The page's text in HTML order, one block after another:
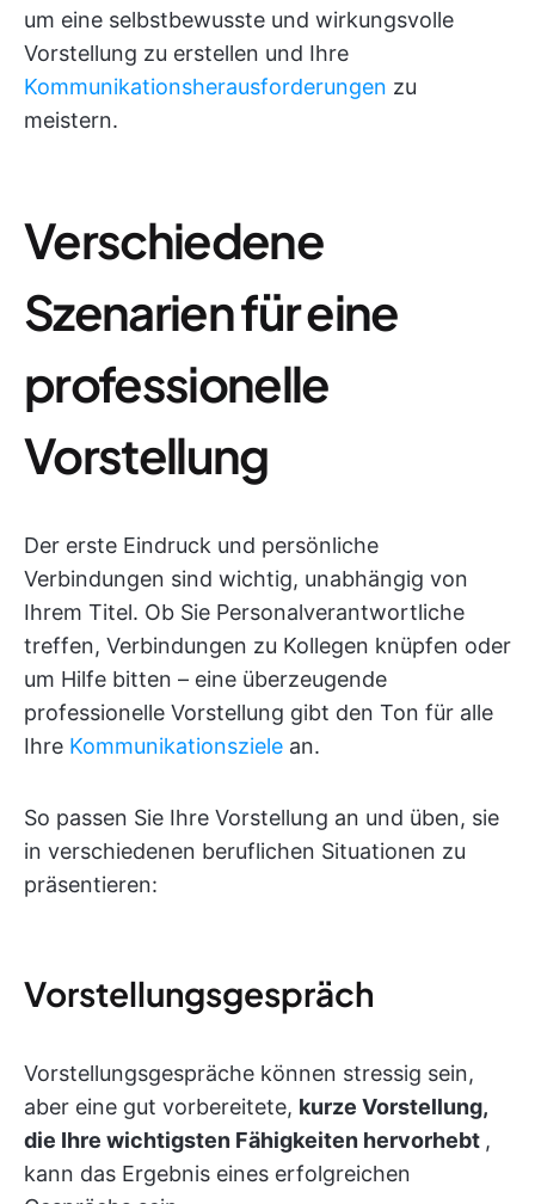
um eine selbstbewusste und wirkungsvolle
Vorstellung zu erstellen und Ihre
Kommunikationsherausforderungen zu
meistern.
Verschiedene
Szenarien für eine
professionelle
Vorstellung
Der erste Eindruck und persönliche
Verbindungen sind wichtig, unabhängig von
Ihrem Titel. Ob Sie Personalverantwortliche
treffen, Verbindungen zu Kollegen knüpfen oder
um Hilfe bitten – eine überzeugende
professionelle Vorstellung gibt den Ton für alle
Ihre Kommunikationsziele an.
So passen Sie Ihre Vorstellung an und üben, sie
in verschiedenen beruflichen Situationen zu
präsentieren:
Vorstellungsgespräch
Vorstellungsgespräche können stressig sein,
aber eine gut vorbereitete, kurze Vorstellung,
die Ihre wichtigsten Fähigkeiten hervorhebt ,
kann das Ergebnis eines erfolgreichen